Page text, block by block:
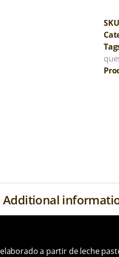
Additional
a partir de leche